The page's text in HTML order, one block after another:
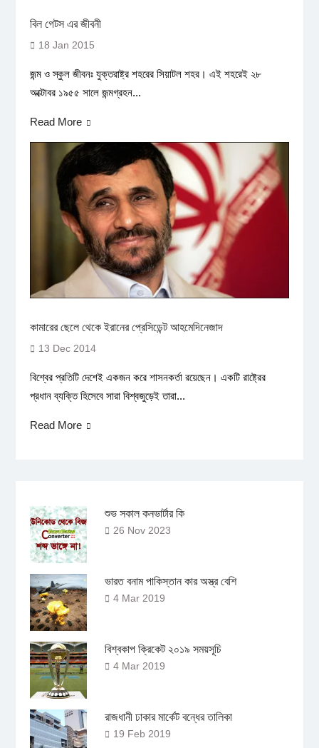
বিল গেটস এর জীবনী
18 Jan 2015
জন্ম ও স্কুল জীবনঃ যুক্তরাষ্ট্র শহরের সিয়াটল শহর। এই শহরেই ২৮
অক্টোবর ১৯৫৫ সালে জন্মগ্রহন...
Read More
কামারের ছেলে থেকে ইরানের প্রেসিডেন্ট আহমেদিনেজাদ
13 Dec 2014
বিশ্বের প্রতিটি দেশেই একজন করে শাসনকর্তা রয়েছেন। একটি রাষ্ট্রের
প্রধান ব্যক্তি হিসেবে সারা বিশ্বজুড়েই তারা...
Read More
শুভ সকাল কনভার্টার কি
26 Nov 2023
ভারত বনাম পাকিস্তান কার অস্ত্র বেশি
4 Mar 2019
বিশ্বকাপ ক্রিকেট ২০১৯ সময়সূচি
4 Mar 2019
রাজধানী ঢাকার মার্কেট বন্ধের তালিকা
19 Feb 2019